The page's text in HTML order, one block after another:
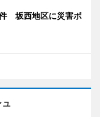
坂西地区に災害ボ